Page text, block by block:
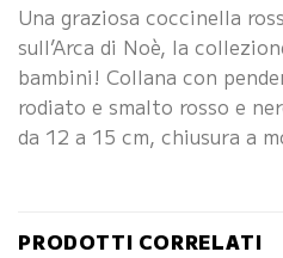
Una graziosa coccinella
sull’Arca di Noè, la
bambini! Collana con
rodiato e smalto rosso e
da 12 a 15 cm, chiusura a
PRODOTTI CORRELATI